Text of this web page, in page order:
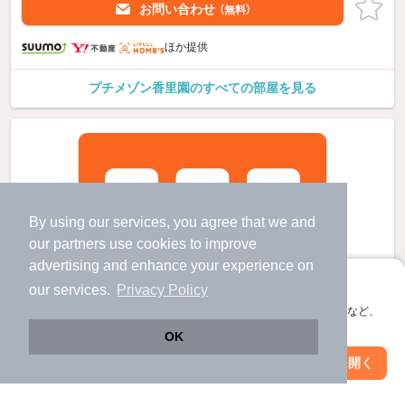
By using our services, you agree that we and
our partners use cookies to improve
advertising and enhance your experience on
our services.
Privacy Policy
OK
アプリに切り替えて、サクサクお部屋探し
会員登録なしですぐ使える。マップ検索やお気に入り保存など、
アプリを開く
お問い合わせ （無料）
ほか提供
プチメゾン香里園のすべての部屋を見る
絞り込み条件を変更